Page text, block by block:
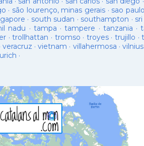
· são lourenço, minas gerais· sao paulo
· south sudan · southampton ·
nadu · tampa ·tampere · tanzania ·
·trollhattan · tromso · troyes· trujillo ·
veracruz ·vietnam · villahermosa · vilnius
·